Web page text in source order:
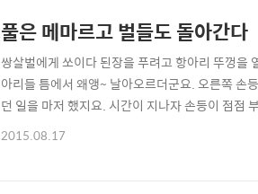
풀은 메마르고 벌들도 돌아간다
쌍살벌에게 쏘이다 된장을 푸려고 항아리 뚜껑을
아리들 틈에서 왜앵~ 날아오르더군요. 오른쪽 손
던 일을 마저 했지요. 시간이 지나자 손등이 점점
소 오동통하니 살찌는 소망을 품고 있었는데 소원
2015.08.17